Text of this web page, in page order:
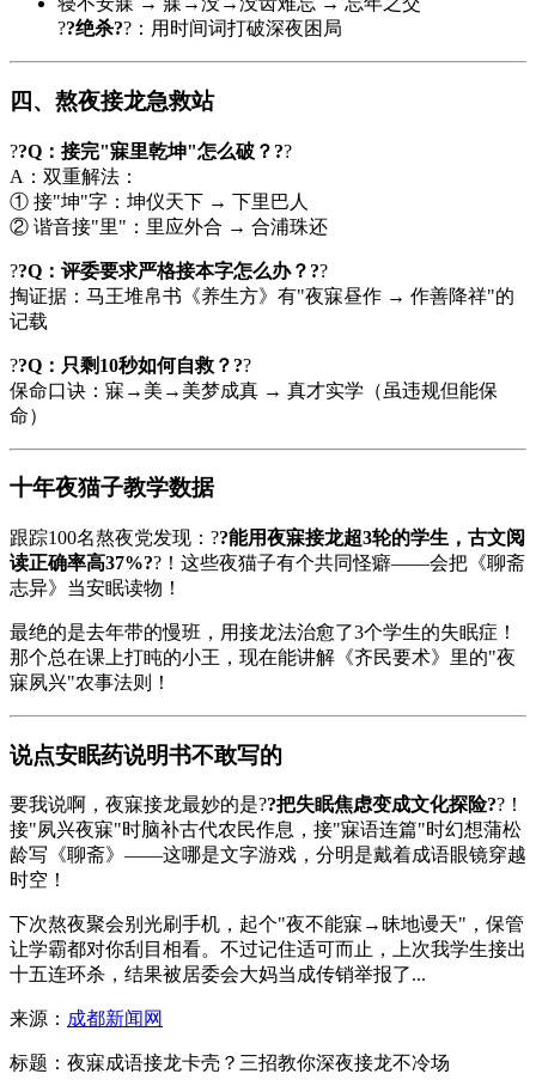
??绝杀??：用时间词打破深夜困局
四、熬夜接龙急救站
??Q：接完"寐里乾坤"怎么破？??
A：双重解法：
① 接"坤"字：坤仪天下 → 下里巴人
② 谐音接"里"：里应外合 → 合浦珠还
??Q：评委要求严格接本字怎么办？??
掏证据：马王堆帛书《养生方》有"夜寐昼作 → 作善降祥"的
记载
??Q：只剩10秒如何自救？??
保命口诀：寐→美→美梦成真 → 真才实学（虽违规但能保
命）
十年夜猫子教学数据
跟踪100名熬夜党发现：??能用夜寐接龙超3轮的学生，古文阅
读正确率高37%??！这些夜猫子有个共同怪癖——会把《聊斋
志异》当安眠读物！
最绝的是去年带的慢班，用接龙法治愈了3个学生的失眠症！
那个总在课上打盹的小王，现在能讲解《齐民要术》里的"夜
寐夙兴"农事法则！
说点安眠药说明书不敢写的
要我说啊，夜寐接龙最妙的是??把失眠焦虑变成文化探险??！
接"夙兴夜寐"时脑补古代农民作息，接"寐语连篇"时幻想蒲松
龄写《聊斋》——这哪是文字游戏，分明是戴着成语眼镜穿越
时空！
下次熬夜聚会别光刷手机，起个"夜不能寐→昧地谩天"，保管
让学霸都对你刮目相看。不过记住适可而止，上次我学生接出
十五连环杀，结果被居委会大妈当成传销举报了...
来源： 成都新闻网
标题：夜寐成语接龙卡壳？三招教你深夜接龙不冷场